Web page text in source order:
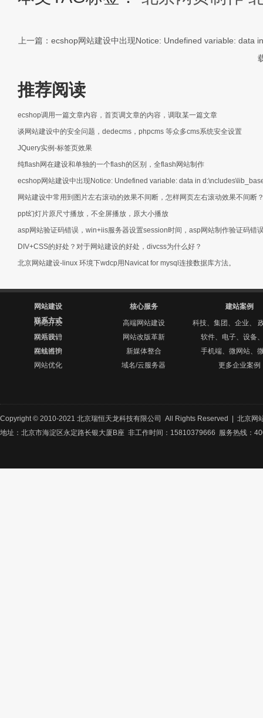
上一篇：ecshop网站建设中出现Notice: Undefined variable:
推荐阅读
ecshop调用一篇文章内容，首页调文章的内容，调取某一篇文章
谈网站建设中的安全问题，dedecms，phpcms 等众多cms系统安全设置
JQuery实例-标签页效果
纯flash网在建设和单独的一个flash的区别，全flash网站制作
ecshop网站建设中出现Notice: Undefined variable: data in
网站建设中常用到图片左右滚动的效果不间断，怎样网页左右滚动效果不间断
ppt幻灯片原尺寸播放，不全屏播放，原大小播放
asp网站验证码错误，win+iis服务器设置session时间，asp网站制作验证码错
DIV+CSS的好处？对于网站建设的好处，divcss为什么好？
北京网站建设-linux 环境下wdcp用Navicat for mysql连接数据库方法。
网站建设
网站开发
网站设计
网站维护
网站优化
核心服务
高端网站建设
网站改版革新
新媒体整合
域名/云服务器
建站案例
科技、集团、企业、
软件、电子、设备
手机端、微网站、
更多企业案例
联系方式
联系我们
在线咨询
Copyright © 2010-2021 北京瑞恒天龙科技有限公司 All Rights Reserved | 北京网
地址：北京市海淀区永定路长银大厦B座 非工作时间：15810379666 服务热线：